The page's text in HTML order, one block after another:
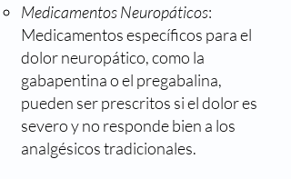
Medicamentos Neuropáticos:
Medicamentos específicos para el
dolor neuropático, como la
gabapentina o el pregabalina,
pueden ser prescritos si el dolor es
severo y no responde bien a los
analgésicos tradicionales.